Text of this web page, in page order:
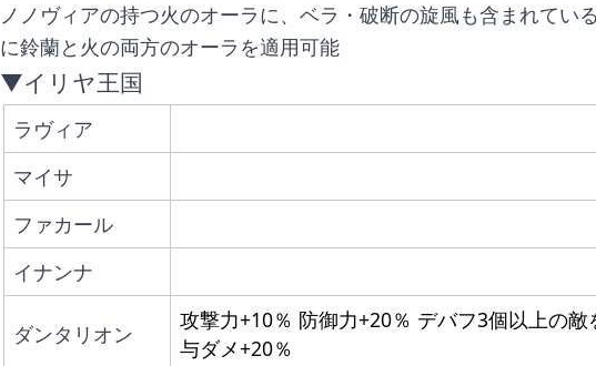
ノノヴィアの持つ火のオーラに、ベラ・破断の旋風も含まれてい
に鈴蘭と火の両方のオーラを適用可能
▼イリヤ王国
ラヴィア
マイサ
ファカール
イナンナ
ダンタリオン
攻撃力+10％ 防御力+20％ デバフ3個以上の敵
与ダメ+20％